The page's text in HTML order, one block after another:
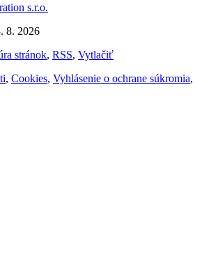
s.r.o.
8. 2026
stránok, RSS, Vytlačiť
, Cookies, Vyhlásenie o ochrane súkromia,